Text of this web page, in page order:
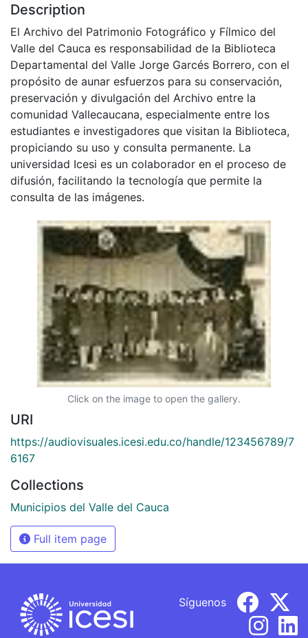
Description
El Archivo del Patrimonio Fotográfico y Fílmico del
Valle del Cauca es responsabilidad de la Biblioteca
Departamental del Valle Jorge Garcés Borrero, con el
propósito de aunar esfuerzos para su conservación,
preservación y divulgación del Archivo entre la
comunidad Vallecaucana, especialmente entre los
estudiantes e investigadores que visitan la Biblioteca,
propiciando su uso y consulta permanente. La
universidad Icesi es un colaborador en el proceso de
difusión, facilitando la tecnología que permite la
consulta de las imágenes.
Click on the image to open the gallery.
URI
https://audiovisuales.icesi.edu.co/handle/123456789/7
6167
Collections
Municipios del Valle del Cauca
Full item page
Síguenos